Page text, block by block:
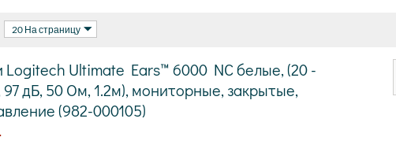
20 На страницу
Logitech Ultimate Ears™ 6000 NC белые, (20 -
дБ, 50 Ом, 1.2м), мониторные, закрытые,
(982-000105)